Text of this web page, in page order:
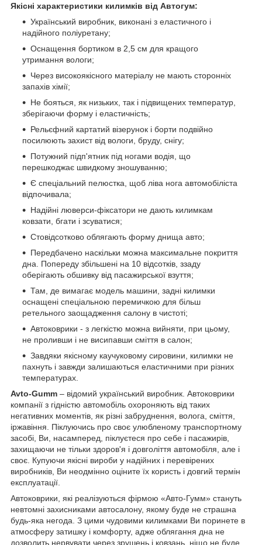
Якісні характеристики килимків від Автогум:
Український виробник, виконані з еластичного і
надійного поліуретану;
Оснащення бортиком в 2,5 см для кращого
утримання вологи;
Через високоякісного матеріалу не мають сторонніх
запахів хімії;
Не бояться, як низьких, так і підвищених температур,
зберігаючи форму і еластичність;
Рельєфний картатий візерунок і борти подвійно
посилюють захист від вологи, бруду, снігу;
Потужний підп'ятник під ногами водія, що
перешкоджає швидкому зношуванню;
Є спеціальний пелюстка, щоб ліва нога автомобіліста
відпочивала;
Надійні люверси-фіксатори не дають килимкам
ковзати, бгати і зсуватися;
Стовідсотково облягають форму днища авто;
Передбачено наскільки можна максимальне покриття
дна. Попереду збільшені на 10 відсотків, ззаду
оберігають обшивку від пасажирської взуття;
Там, де вимагає модель машини, задні килимки
оснащені спеціальною перемичкою для більш
ретельного заощадження салону в чистоті;
Автоковрики - з легкістю можна вийняти, при цьому,
не проливши і не висипавши сміття в салон;
Завдяки якісному каучуковому сировини, килимки не
пахнуть і завжди залишаються еластичними при різних
температурах.
Avto-Gumm – відомий український виробник. Автоковрики
компанії з гідністю автомобіль охороняють від таких
негативних моментів, як різні забруднення, волога, сміття,
іржавіння. Піклуючись про своє улюбленому транспортному
засобі, Ви, насамперед, піклуєтеся про себе і пасажирів,
захищаючи не тільки здоров'я і довголіття автомобіля, але і
своє. Купуючи якісні вироби у надійних і перевірених
виробників, Ви неодмінно оціните їх користь і довгий термін
експлуатації.
Автоковрики, які реалізуються фірмою «Авто-Гумм» стануть
невтомні захисниками автосалону, якому буде не страшна
будь-яка негода. З цими чудовими килимками Ви поринете в
атмосферу затишку і комфорту, адже облягання дна не
дозволить нервувати через зрушень і ковзань, ніщо не буде